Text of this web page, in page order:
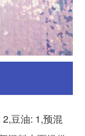
2,豆油: 1,预混